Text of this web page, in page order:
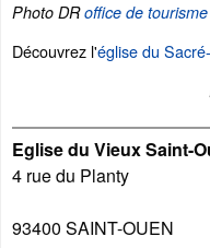
Photo DRoffice de
Découvrez l'église du
Eglise du Vieux Saint-
4 rue du Planty
93400 SAINT-OUEN